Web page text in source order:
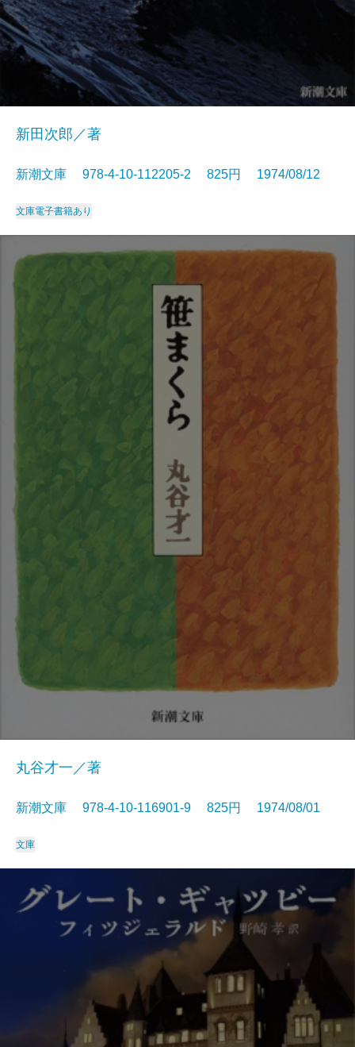
新田次郎／著
新潮文庫 978-4-10-112205-2 825円 1974/08/12
文庫電子書籍あり
丸谷才一／著
新潮文庫 978-4-10-116901-9 825円 1974/08/01
文庫